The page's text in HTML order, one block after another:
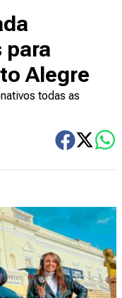
para
Alegre
todas as